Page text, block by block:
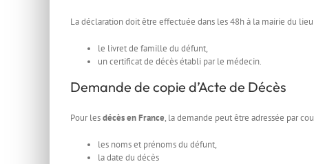
La déclaration doit être effectuée dans les 48h à la mairie du
le livret de famille du défunt,
un certificat de décès établi par le médecin.
Demande de copie d’Acte de Décès
Pour lesdécès en France, la demande peut être adressée par
les noms et prénoms du défunt,
la date du décès